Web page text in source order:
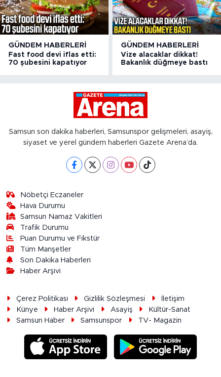
GÜNDEM HABERLERI
Fast food devi iflas etti:
70 şubesini kapatıyor
GÜNDEM HABERLERI
Vize alacaklar dikkat!
Bakanlık düğmeye bastı
Samsun son dakika haberleri, Samsunspor gelişmeleri, asayiş,
siyaset ve yerel gündem haberleri Gazete Arena’da.
Nöbetçi Eczaneler
Hava Durumu
Samsun Namaz Vakitleri
Trafik Durumu
Puan Durumu ve Fikstür
Tüm Manşetler
Son Dakika Haberleri
Haber Arşivi
Çerez Politikası Gizlilik Sözleşmesi
İletişim
Künye
Haber Arşivi Asayiş
Kültür-Sanat
Samsun Haber
Samsunspor TV- Magazin